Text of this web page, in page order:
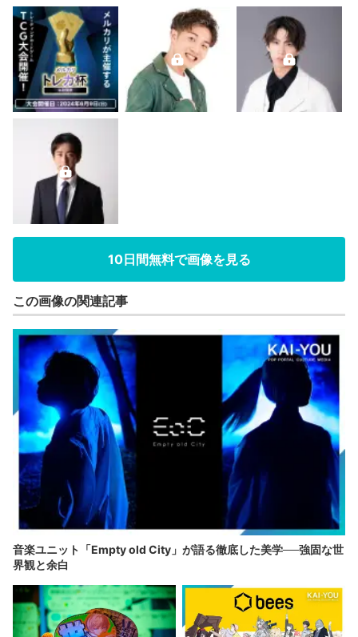
10日間無料で画像を見る
この画像の関連記事
音楽ユニット「Empty old City」が語る徹底した美学──強固な世
界観と余白